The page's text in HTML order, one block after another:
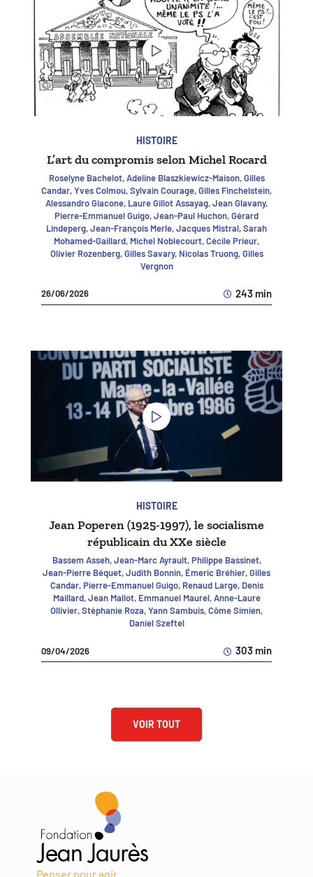
HISTOIRE
L’art du compromis selon Michel Rocard
Roselyne Bachelot, Adeline Blaszkiewicz-Maison, Gilles
Candar, Yves Colmou, Sylvain Courage, Gilles Finchelstein,
Alessandro Giacone, Laure Gillot Assayag, Jean Glavany,
Pierre-Emmanuel Guigo, Jean-Paul Huchon, Gérard
Lindeperg, Jean-François Merle, Jacques Mistral, Sarah
Mohamed-Gaillard, Michel Noblecourt, Cécile Prieur,
Olivier Rozenberg, Gilles Savary, Nicolas Truong, Gilles
Vergnon
26/06/2026 243 min
HISTOIRE
Jean Poperen (1925-1997), le socialisme
républicain du XXe siècle
Bassem Asseh, Jean-Marc Ayrault, Philippe Bassinet,
Jean-Pierre Béquet, Judith Bonnin, Émeric Bréhier, Gilles
Candar, Pierre-Emmanuel Guigo, Renaud Large, Denis
Maillard, Jean Mallot, Emmanuel Maurel, Anne-Laure
Ollivier, Stéphanie Roza, Yann Sambuis, Côme Simien,
Daniel Szeftel
09/04/2026 303 min
VOIR TOUT
Penser pour agir